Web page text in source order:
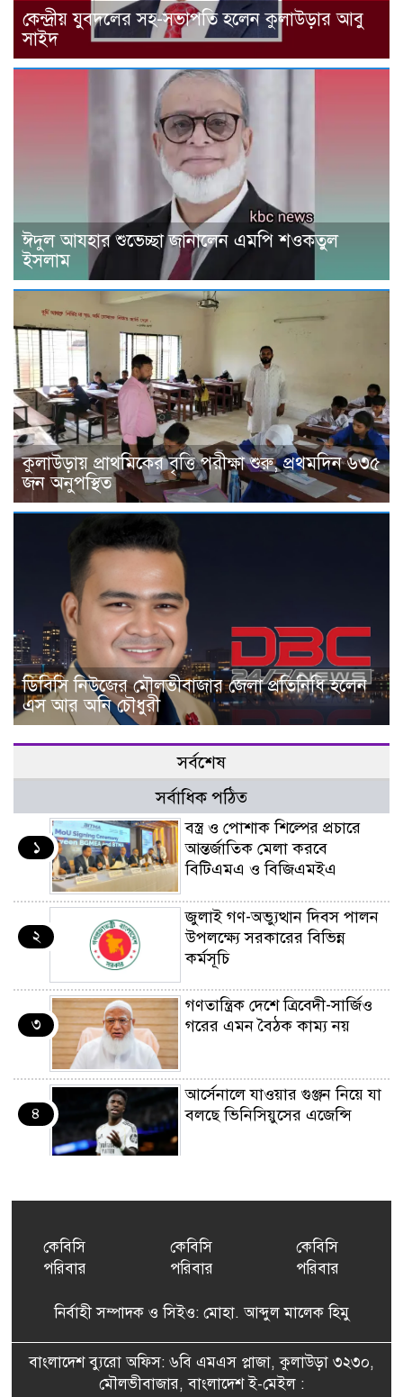
কেন্দ্রীয় যুবদলের সহ-সভাপতি হলেন কুলাউড়ার আবু
সাইদ
ঈদুল আযহার শুভেচ্ছা জানালেন এমপি শওকতুল
ইসলাম
কুলাউড়ায় প্রাথমিকের বৃত্তি পরীক্ষা শুরু, প্রথমদিন ৬৩৫
জন অনুপস্থিত
ডিবিসি নিউজের মৌলভীবাজার জেলা প্রতিনিধি হলেন
এস আর অনি চৌধুরী
সর্বশেষ
সর্বাধিক পঠিত
১
বস্ত্র ও পোশাক শিল্পের প্রচারে
আন্তর্জাতিক মেলা করবে
বিটিএমএ ও বিজিএমইএ
২
জুলাই গণ-অভ্যুত্থান দিবস পালন
উপলক্ষ্যে সরকারের বিভিন্ন
কর্মসূচি
৩
গণতান্ত্রিক দেশে ত্রিবেদী-সার্জিও
গরের এমন বৈঠক কাম্য নয়
৪
আর্সেনালে যাওয়ার গুঞ্জন নিয়ে যা
বলছে ভিনিসিয়ুসের এজেন্সি
৫
যুক্তরাষ্ট্র-জাপানের বিরল পদক্ষেপ
বেনজীরের অন্য দেশের পাসপোর্ট
পরিকল্পনা মন্ত্রণালয়ের স্থায়ী
কমিটি সদস্য হলেন এমপি শকু
কেবিসি
পরিবার
কেবিসি
পরিবার
কেবিসি
পরিবার
নির্বাহী সম্পাদক ও সিইও: মোহা. আব্দুল মালেক হিমু
বাংলাদেশ ব্যুরো অফিস: ৬বি এমএস প্লাজা, কুলাউড়া ৩২৩০,
মৌলভীবাজার, বাংলাদেশ ই-মেইল :